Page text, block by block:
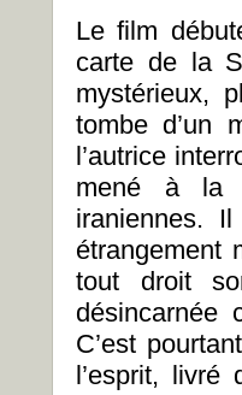
Le film
carte de la
mystérieux,
tombe d’un
l’autrice
mené à la
iraniennes.
étrangement
tout droit
désincarnée
C’est
l’esprit, livré